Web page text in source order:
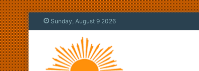
Sunday, August 9 2026